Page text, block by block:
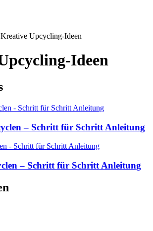
Upcycling-Ideen
Ideen
– Schritt für Schritt Anleitung
– Schritt für Schritt Anleitung